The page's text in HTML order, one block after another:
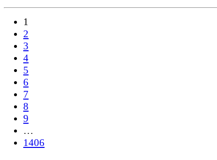
1
2
3
4
5
6
7
8
9
…
1406